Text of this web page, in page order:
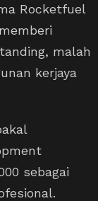
Rocketfuel
malah
kerjaya
sebagai